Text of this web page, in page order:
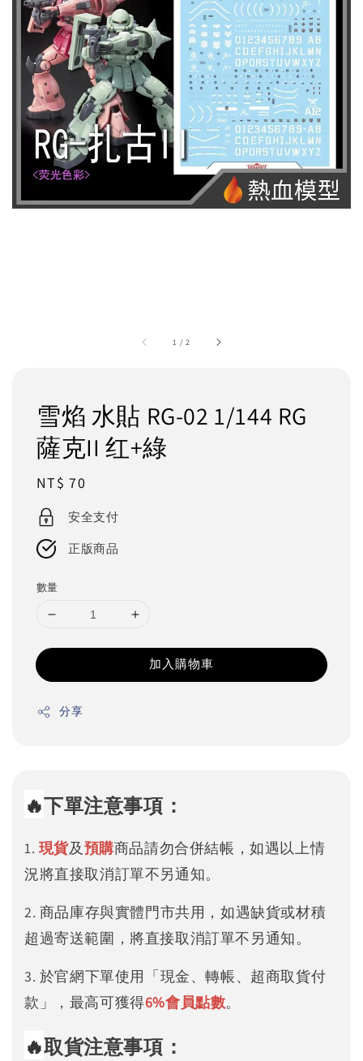
1 /2
雪焰 水貼 RG-02 1/144 RG
薩克II 红+綠
Regular
price
NT$ 70
安全支付
正版商品
數量
加入購物車
分享
🔥下單注意事項：
1. 現貨及預購商品請勿合併結帳，如遇以上情
況將直接取消訂單不另通知。
2. 商品庫存與實體門市共用，如遇缺貨或材積
超過寄送範圍，將直接取消訂單不另通知。
3. 於官網下單使用「現金、轉帳、超商取貨付
款」，最高可獲得6%會員點數。
🔥取貨注意事項：